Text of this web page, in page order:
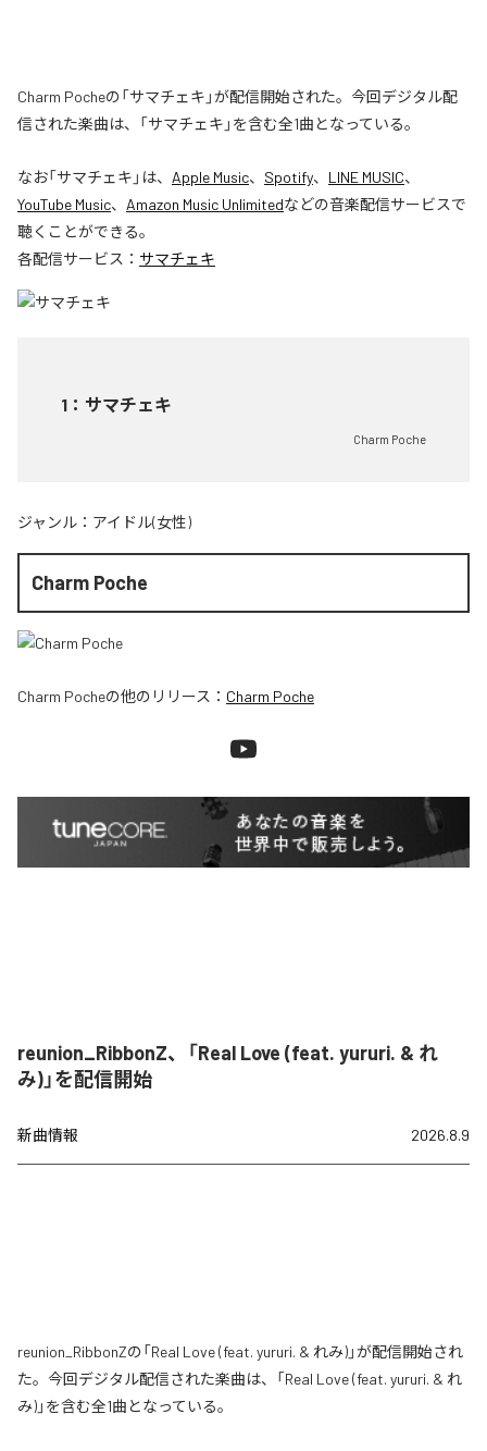
Charm Pocheの「サマチェキ」が配信開始された。今回デジタル配
信された楽曲は、「サマチェキ」を含む全1曲となっている。
なお「サマチェキ 」は、 Apple Music、 Spotify、 LINE MUSIC、
YouTube Music、 Amazon Music Unlimitedなどの音楽配信サービスで
聴くことができる。
各配信サービス： サマチェキ
1 ： サマチェキ
Charm Poche
ジャンル： アイドル(女性)
Charm Poche
Charm Pocheの他のリリース： Charm Poche
reunion_RibbonZ、「Real Love (feat. yururi. & れ
み)」を配信開始
新曲情報 2026.8.9
reunion_RibbonZの「Real Love (feat. yururi. & れみ)」が配信開始され
た。今回デジタル配信された楽曲は、「Real Love (feat. yururi. & れ
み)」を含む全1曲となっている。